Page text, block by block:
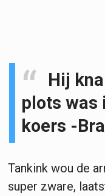
Hij
plots was
koers -
Tankink wou de
super zware,